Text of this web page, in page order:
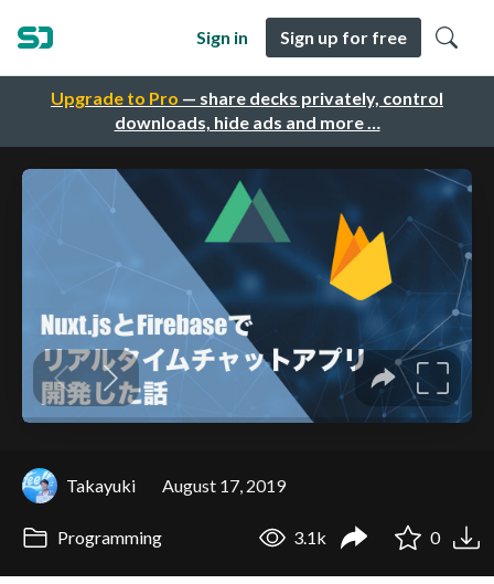
Upgrade to Pro — share decks privately, control
downloads, hide ads and more …
Sign in Sign up for free
Takayuki August 17, 2019
Programming 3.1k 0